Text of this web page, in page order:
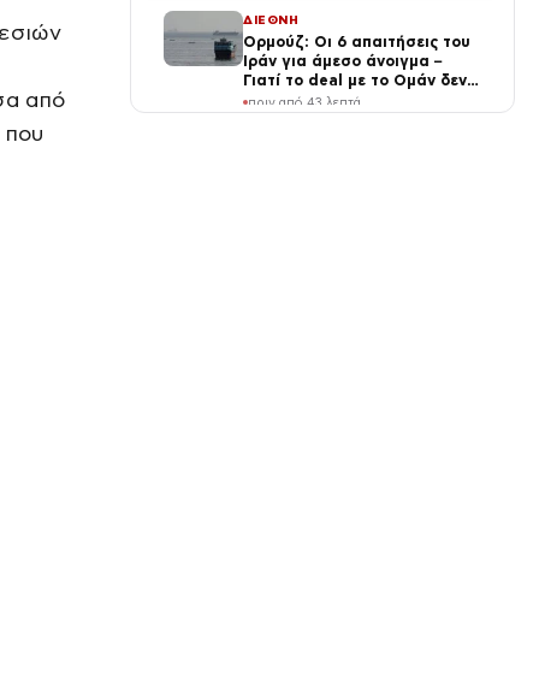
από
που
ΔΙΕΘΝΗ
Ορμούζ: Οι 6 απαιτήσεις του
Ιράν για άμεσο άνοιγμα –
Γιατί το deal με το Ομάν δεν
αρκεί
πριν από 43 λεπτά